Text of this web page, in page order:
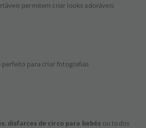
permitem criar looks adoráveis
perfeito para criar fotografias
, disfarces de circo para bebés ou todos